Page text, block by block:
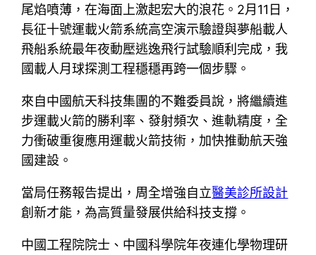
尾焰噴薄，在海面上激起宏大的浪花。2月11日，
長征十號運載火箭系統高空演示驗證與夢船載人
飛船系統最年夜動壓逃逸飛行試驗順利完成，我
國載人月球探測工程穩穩再跨一個步驟。
來自中國航天科技集團的不難委員說，將繼續進
步運載火箭的勝利率、發射頻次、進軌精度，全
力衝破重復應用運載火箭技術，加快推動航天強
國建設。
當局任務報告提出，周全增強自立醫美診所設計
創新才能，為高質量發展供給科技支撐。
中國工程院院士、中國科學院年夜連化學物理研